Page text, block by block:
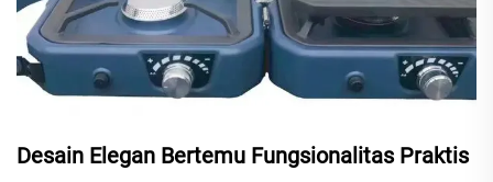
Desain Elegan Bertemu Fungsionalitas Praktis